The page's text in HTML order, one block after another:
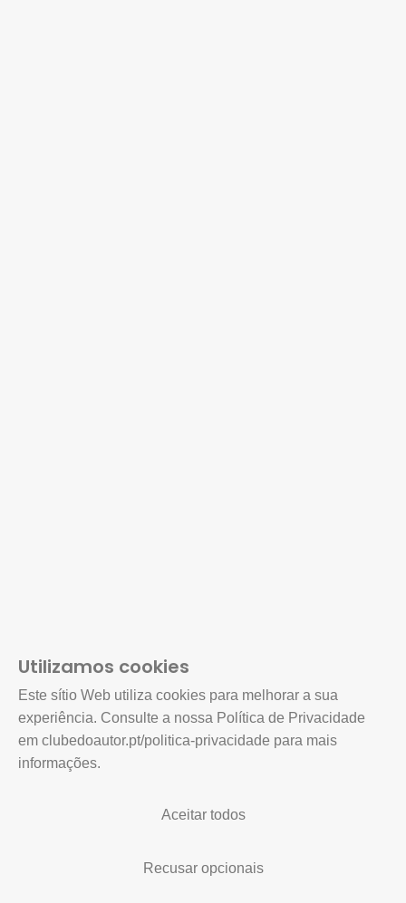
Utilizamos cookies
Este sítio Web utiliza cookies para melhorar a sua
experiência. Consulte a nossa Política de Privacidade
em clubedoautor.pt/politica-privacidade para mais
informações.
Aceitar todos
Recusar opcionais